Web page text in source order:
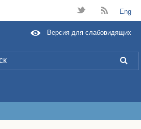
t B Eng
L
Версия для слабовидящих